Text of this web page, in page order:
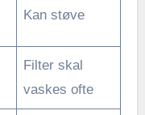
Kan støve
Filter skal
vaskes ofte